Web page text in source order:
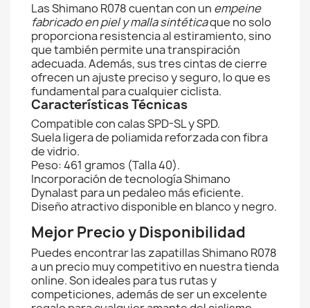
Las Shimano R078 cuentan con un empeine
fabricado en piel y malla sintéticaque no solo
proporciona resistencia al estiramiento, sino
que también permite una transpiración
adecuada. Además, sus tres cintas de cierre
ofrecen un ajuste preciso y seguro, lo que es
fundamental para cualquier ciclista.
Características Técnicas
Compatible con calas SPD-SL y SPD.
Suela ligera de poliamida reforzada con fibra
de vidrio.
Peso: 461 gramos (Talla 40).
Incorporación de tecnología Shimano
Dynalast para un pedaleo más eficiente.
Diseño atractivo disponible en blanco y negro.
Mejor Precio y Disponibilidad
Puedes encontrar las zapatillas Shimano R078
a un precio muy competitivo en nuestra tienda
online. Son ideales para tus rutas y
competiciones, además de ser un excelente